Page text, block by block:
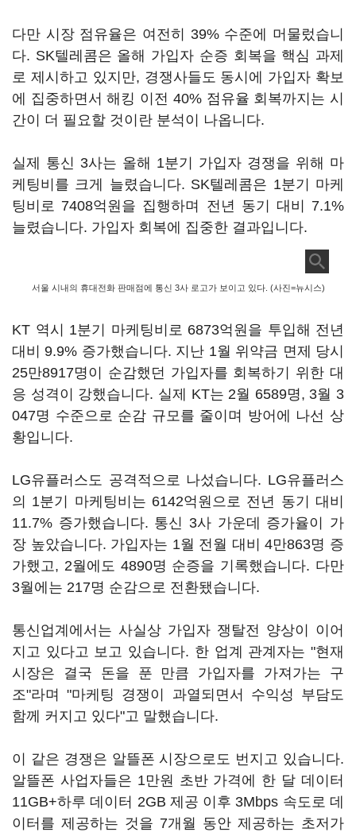
다만 시장 점유율은 여전히 39% 수준에 머물렀습니
다. SK텔레콤은 올해 가입자 순증 회복을 핵심 과제
로 제시하고 있지만, 경쟁사들도 동시에 가입자 확보
에 집중하면서 해킹 이전 40% 점유율 회복까지는 시
간이 더 필요할 것이란 분석이 나옵니다.
실제 통신 3사는 올해 1분기 가입자 경쟁을 위해 마
케팅비를 크게 늘렸습니다. SK텔레콤은 1분기 마케
팅비로 7408억원을 집행하며 전년 동기 대비 7.1%
늘렸습니다. 가입자 회복에 집중한 결과입니다.
서울 시내의 휴대전화 판매점에 통신 3사 로고가 보이고 있다. (사진=뉴시스)
KT 역시 1분기 마케팅비로 6873억원을 투입해 전년
대비 9.9% 증가했습니다. 지난 1월 위약금 면제 당시
25만8917명이 순감했던 가입자를 회복하기 위한 대
응 성격이 강했습니다. 실제 KT는 2월 6589명, 3월 3
047명 수준으로 순감 규모를 줄이며 방어에 나선 상
황입니다.
LG유플러스도 공격적으로 나섰습니다. LG유플러스
의 1분기 마케팅비는 6142억원으로 전년 동기 대비
11.7% 증가했습니다. 통신 3사 가운데 증가율이 가
장 높았습니다. 가입자는 1월 전월 대비 4만863명 증
가했고, 2월에도 4890명 순증을 기록했습니다. 다만
3월에는 217명 순감으로 전환됐습니다.
통신업계에서는 사실상 가입자 쟁탈전 양상이 이어
지고 있다고 보고 있습니다. 한 업계 관계자는 "현재
시장은 결국 돈을 푼 만큼 가입자를 가져가는 구
조"라며 "마케팅 경쟁이 과열되면서 수익성 부담도
함께 커지고 있다"고 말했습니다.
이 같은 경쟁은 알뜰폰 시장으로도 번지고 있습니다.
알뜰폰 사업자들은 1만원 초반 가격에 한 달 데이터
11GB+하루 데이터 2GB 제공 이후 3Mbps 속도로 데
이터를 제공하는 것을 7개월 동안 제공하는 초저가